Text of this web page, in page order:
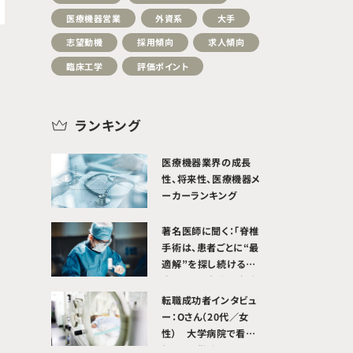
医療機器営業
外資系
大手
志望動機
採用傾向
求人傾向
臨床工学
評価ポイント
ランキング
医療機器業界の成長
性、将来性、医療機器メ
ーカーランキング
著名医師に聞く：「脊椎
手術は、患者ごとに“最
適解”を探し続ける医
療」関西医大附属病院
整形外科 講師 石原昌
幸 先生
転職成功者インタビュ
ー：Oさん（20代／女
性） 大学病院で看護
師として勤務していた